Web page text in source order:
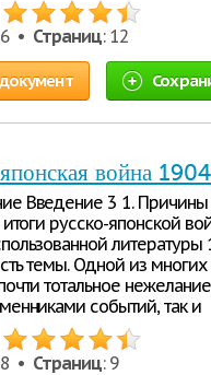
• Страниц: 12
война
Введение 3 1. Причины
русско-японской
литературы
темы. Одной из
тотальное
событий, так и
• Страниц: 9